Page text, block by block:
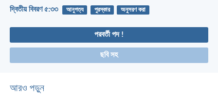
দ্বিতীয় বিবরণ ৫:৩৩ আনুগত্য পুরস্কার অনুসরণ করা
পরবর্তী পদ !
ছবি সহ
আরও পড়ুন